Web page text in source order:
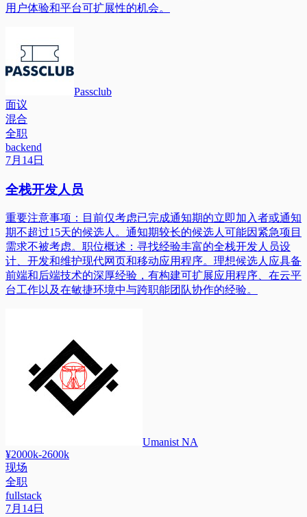
用户体验和平台可扩展性的机会。
Passclub
面议
混合
全职
backend
7月14日
全栈开发人员
重要注意事项：目前仅考虑已完成通知期的立即加入者或通知
期不超过15天的候选人。通知期较长的候选人可能因紧急项目
需求不被考虑。职位概述：寻找经验丰富的全栈开发人员设
计、开发和维护现代网页和移动应用程序。理想候选人应具备
前端和后端技术的深厚经验，有构建可扩展应用程序、在云平
台工作以及在敏捷环境中与跨职能团队协作的经验。
Umanist NA
¥2000k-2600k
现场
全职
fullstack
7月14日